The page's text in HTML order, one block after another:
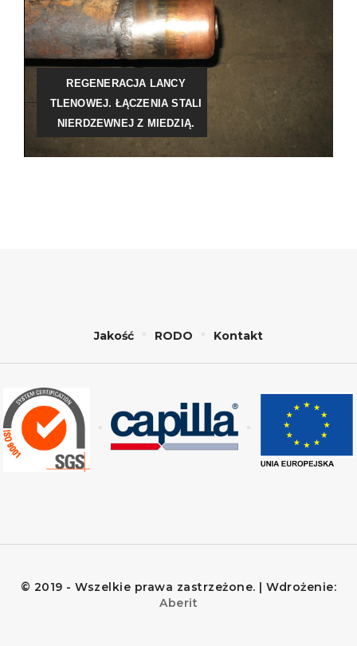
REGENERACJA LANCY
TLENOWEJ. ŁĄCZENIA STALI
NIERDZEWNEJ Z MIEDZIĄ.
Jakość RODO Kontakt
© 2019 - Wszelkie prawa zastrzeżone. | Wdrożenie:
Aberit